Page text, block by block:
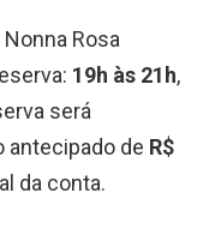
Rosa
19h às 21h,
será
antecipado de R$
da conta.